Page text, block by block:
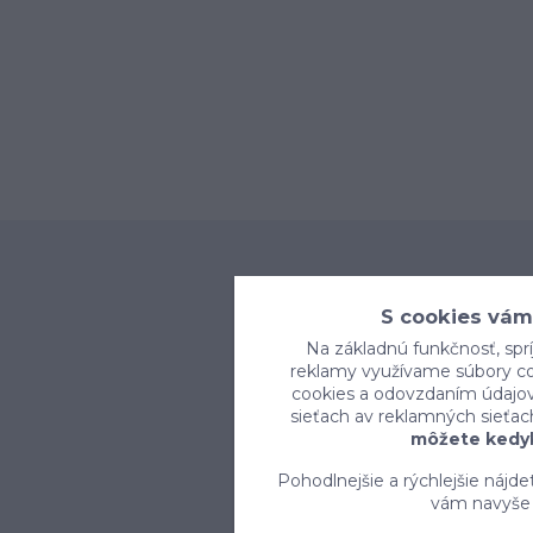
S cookies
Na základnú funkčnosť,
reklamy využívame súbory
cookies a odovzdaním
sieťach av reklamných
môžete
Pohodlnejšie a rýchlejšie
vám